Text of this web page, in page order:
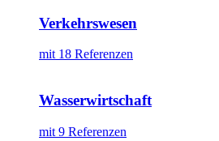
Verkehrswesen
mit 18 Referenzen
Wasserwirtschaft
mit 9 Referenzen